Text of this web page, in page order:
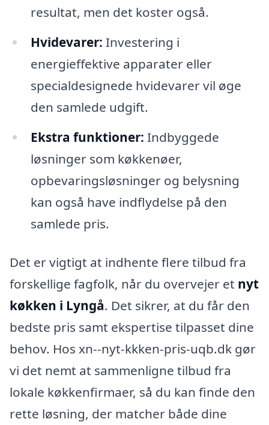
resultat, men det koster også.
Hvidevarer: Investering i
energieffektive apparater eller
specialdesignede hvidevarer vil øge
den samlede udgift.
Ekstra funktioner: Indbyggede
løsninger som køkkenøer,
opbevaringsløsninger og belysning
kan også have indflydelse på den
samlede pris.
Det er vigtigt at indhente flere tilbud fra
forskellige fagfolk, når du overvejer et nyt
køkken i Lyngå. Det sikrer, at du får den
bedste pris samt ekspertise tilpasset dine
behov. Hos xn--nyt-kkken-pris-uqb.dk gør
vi det nemt at sammenligne tilbud fra
lokale køkkenfirmaer, så du kan finde den
rette løsning, der matcher både dine